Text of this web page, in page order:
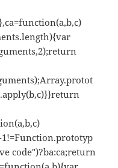
code")?ba:ca;return